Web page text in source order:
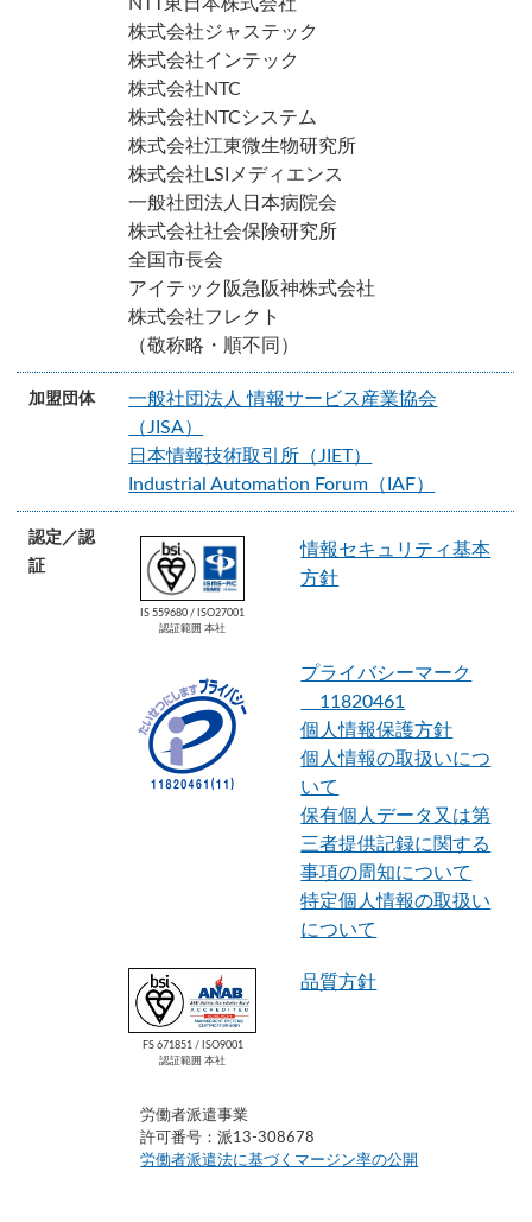
NTT東日本株式会社
株式会社ジャステック
株式会社インテック
株式会社NTC
株式会社NTCシステム
株式会社江東微生物研究所
株式会社LSIメディエンス
一般社団法人日本病院会
株式会社社会保険研究所
全国市長会
アイテック阪急阪神株式会社
株式会社フレクト
（敬称略・順不同）
加盟団体
一般社団法人 情報サービス産業協会
（JISA）
日本情報技術取引所（JIET）
Industrial Automation Forum（IAF）
認定／認
証
IS 559680 / ISO27001
認証範囲 本社
情報セキュリティ基本
方針
プライバシーマーク
11820461
個人情報保護方針
個人情報の取扱いにつ
いて
保有個人データ又は第
三者提供記録に関する
事項の周知について
特定個人情報の取扱い
について
FS 671851 / ISO9001
認証範囲 本社
品質方針
労働者派遣事業
許可番号：派13-308678
労働者派遣法に基づくマージン率の公開